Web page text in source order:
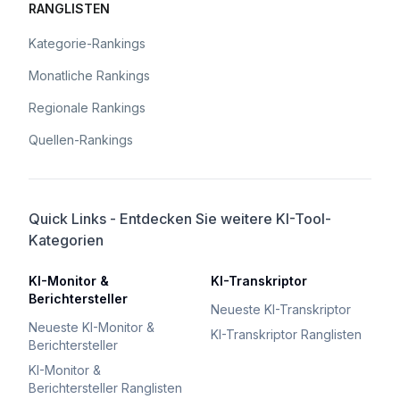
RANGLISTEN
Kategorie-Rankings
Monatliche Rankings
Regionale Rankings
Quellen-Rankings
Quick Links - Entdecken Sie weitere KI-Tool-
Kategorien
KI-Monitor &
Berichtersteller
Neueste KI-Monitor &
Berichtersteller
KI-Monitor &
Berichtersteller Ranglisten
KI-Transkriptor
Neueste KI-Transkriptor
KI-Transkriptor Ranglisten